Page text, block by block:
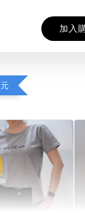
加入